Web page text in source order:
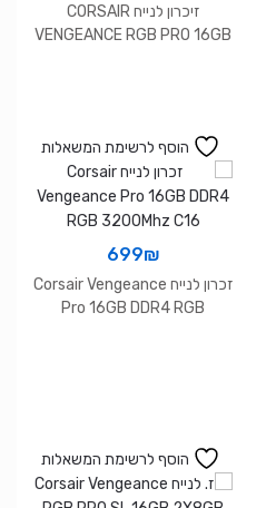
זיכרון לנייח CORSAIR
VENGEANCE RGB PRO 16GB
הוסף לרשימת המשאלות
699₪
זכרון לנייח Corsair Vengeance
Pro 16GB DDR4 RGB
הוסף לרשימת המשאלות